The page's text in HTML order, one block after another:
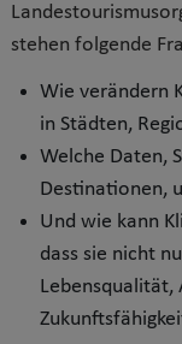
stehen folgende
Wie verändern
in Städten,
Welche Daten,
Destinationen,
Und wie kann
dass sie nicht